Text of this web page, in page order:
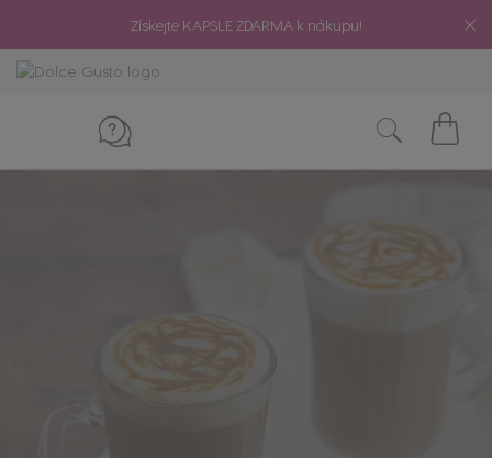
Získejte KAPSLE ZDARMA k nákupu!